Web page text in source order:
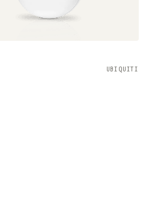
UBIQUITI